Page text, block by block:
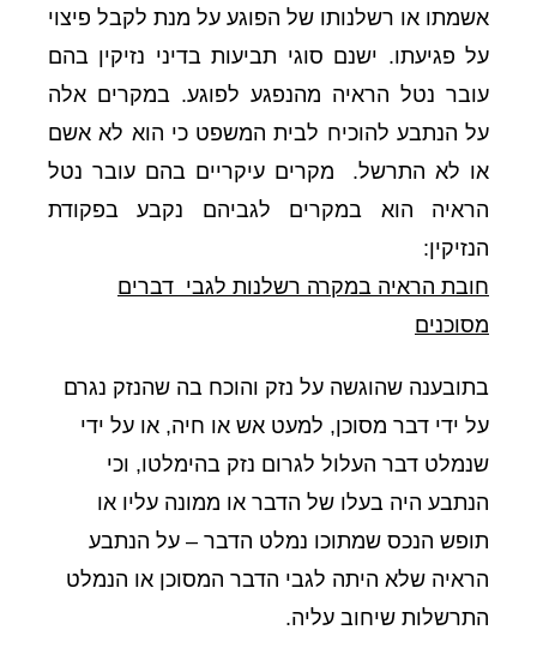
אשמתו או רשלנותו של הפוגע על מנת לקבל פיצוי
על פגיעתו. ישנם סוגי תביעות בדיני נזיקין בהם
עובר נטל הראיה מהנפגע לפוגע. במקרים אלה
על הנתבע להוכיח לבית המשפט כי הוא לא אשם
או לא התרשל.
מקרים עיקריים בהם עובר נטל
הראיה הוא במקרים לגביהם נקבע בפקודת
הנזיקין:
חובת הראיה במקרה רשלנות לגבי דברים
מסוכנים
בתובענה שהוגשה על נזק והוכח בה שהנזק נגרם
על ידי דבר מסוכן, למעט אש או חיה, או על ידי
שנמלט דבר העלול לגרום נזק בהימלטו, וכי
הנתבע היה בעלו של הדבר או ממונה עליו או
תופש הנכס שמתוכו נמלט הדבר – על הנתבע
הראיה שלא היתה לגבי הדבר המסוכן או הנמלט
התרשלות שיחוב עליה.